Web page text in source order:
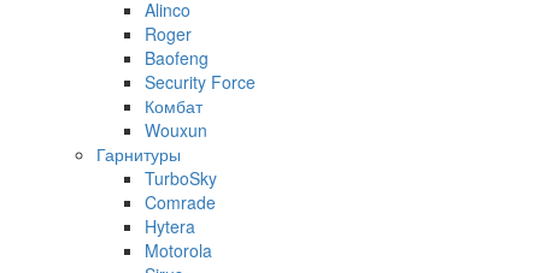
Alinco
Roger
Baofeng
Security Force
Комбат
Wouxun
Гарнитуры
TurboSky
Comrade
Hytera
Motorola